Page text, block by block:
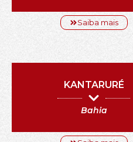
Saiba mais
KANTARURÉ
Bahia